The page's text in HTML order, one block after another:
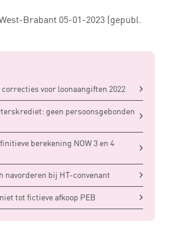
Brabant 05-01-2023 (gepubl.
voor loonaangiften 2022
geen persoonsgebonden
berekening NOW 3 en 4
navorderen bij HT-convenant
tot fictieve afkoop PEB